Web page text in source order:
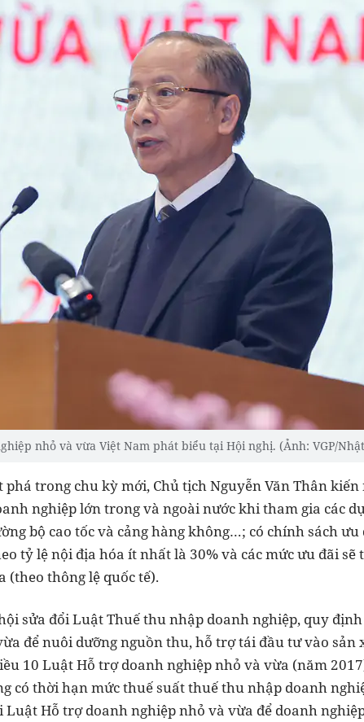
nhỏ và vừa Việt Nam phát biểu tại Hội nghị. (Ảnh: VGP/
trong chu kỳ mới, Chủ tịch Nguyễn Văn Thân kiến
nghiệp lớn trong và ngoài nước khi tham gia các
bộ cao tốc và cảng hàng không…; có chính sách ưu
tỷ lệ nội địa hóa ít nhất là 30% và các mức ưu đãi sẽ
(theo thông lệ quốc tế).
sửa đổi Luật Thuế thu nhập doanh nghiệp, quy
để nuôi dưỡng nguồn thu, hỗ trợ tái đầu tư vào sản
10 Luật Hỗ trợ doanh nghiệp nhỏ và vừa (năm
có thời hạn mức thuế suất thuế thu nhập doanh
Hỗ trợ doanh nghiệp nhỏ và vừa để doanh